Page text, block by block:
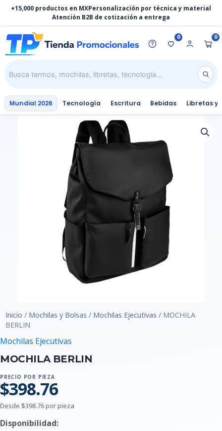
contenido
+15,000 productos en MXPersonalización por técnica y material
Atención B2B de cotización a entrega
0 0
Mundial 2026 Tecnología Escritura Bebidas Libretas y
Inicio / Mochilas y Bolsas / Mochilas Ejecutivas / MOCHILA
BERLIN
Mochilas Ejecutivas
MOCHILA BERLIN
PRECIO POR PIEZA
$398.76
Desde $398.76 por pieza
Disponibilidad: